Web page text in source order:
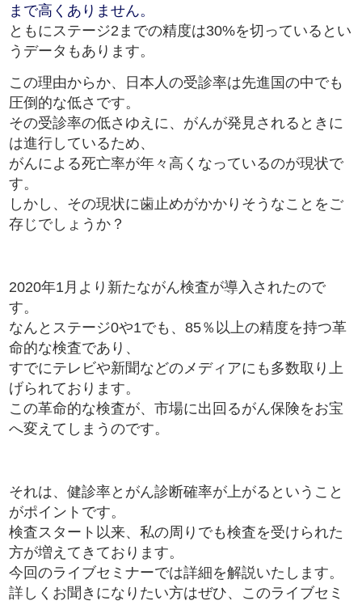
まで高くありません。
ともにステージ2までの精度は30%を切っているとい
うデータもあります。
この理由からか、日本人の受診率は先進国の中でも
圧倒的な低さです。
その受診率の低さゆえに、がんが発見されるときに
は進行しているため、
がんによる死亡率が年々高くなっているのが現状で
す。
しかし、その現状に歯止めがかかりそうなことをご
存じでしょうか？
2020年1月より新たながん検査が導入されたので
す。
なんとステージ0や1でも、85％以上の精度を持つ革
命的な検査であり、
すでにテレビや新聞などのメディアにも多数取り上
げられております。
この革命的な検査が、市場に出回るがん保険をお宝
へ変えてしまうのです。
それは、健診率とがん診断確率が上がるということ
がポイントです。
検査スタート以来、私の周りでも検査を受けられた
方が増えてきております。
今回のライブセミナーでは詳細を解説いたします。
詳しくお聞きになりたい方はぜひ、このライブセミ